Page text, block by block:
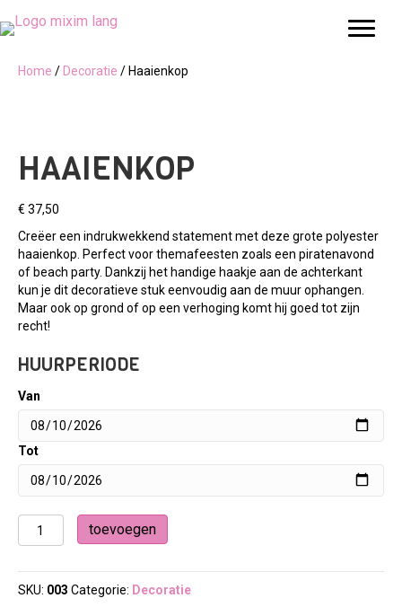
Home / Decoratie / Haaienkop
HAAIENKOP
€ 37,50
Creëer een indrukwekkend statement met deze grote polyester
haaienkop. Perfect voor themafeesten zoals een piratenavond
of beach party. Dankzij het handige haakje aan de achterkant
kun je dit decoratieve stuk eenvoudig aan de muur ophangen.
Maar ook op grond of op een verhoging komt hij goed tot zijn
recht!
HUURPERIODE
Van
Tot
Haaienkop
aantal
toevoegen
SKU: 003 Categorie: Decoratie